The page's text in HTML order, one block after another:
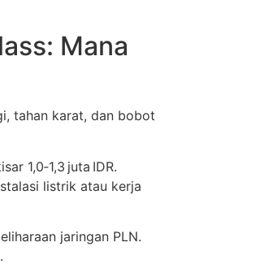
Mana
tahan karat, dan bobot
1,0‑1,3 juta IDR.
listrik atau kerja
jaringan PLN.